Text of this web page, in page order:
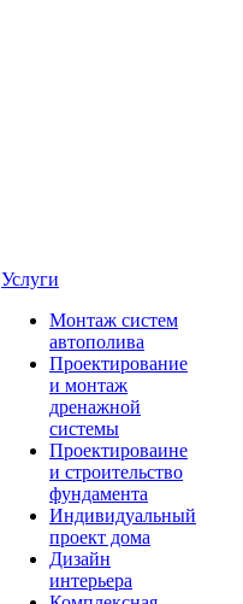
Услуги
Монтаж систем
автополива
Проектирование
и монтаж
дренажной
системы
Проектироваине
и строительство
фундамента
Индивидуальный
проект дома
Дизайн
интерьера